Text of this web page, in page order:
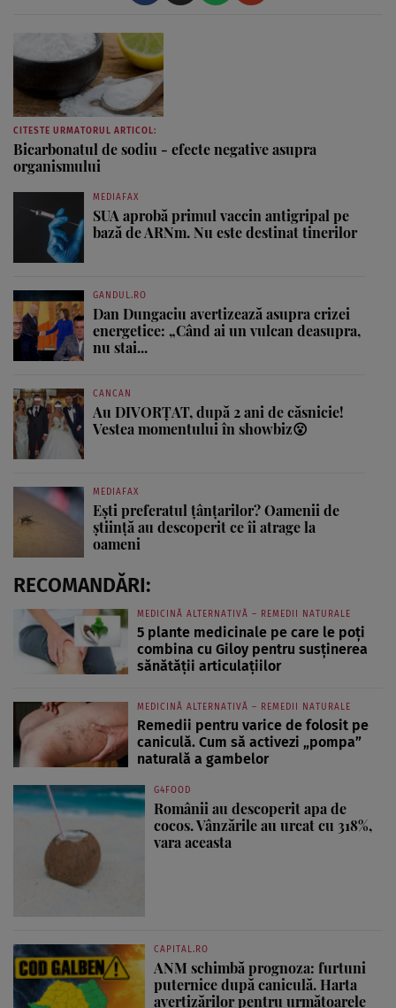
CITESTE URMATORUL ARTICOL:
Bicarbonatul de sodiu - efecte negative asupra
organismului
MEDIAFAX
SUA aprobă primul vaccin antigripal pe
bază de ARNm. Nu este destinat tinerilor
GANDUL.RO
Dan Dungaciu avertizează asupra crizei
energetice: „Când ai un vulcan deasupra,
nu stai...
CANCAN
Au DIVORȚAT, după 2 ani de căsnicie!
Vestea momentului în showbiz😮
MEDIAFAX
Ești preferatul țânțarilor? Oamenii de
știință au descoperit ce îi atrage la
oameni
RECOMANDĂRI:
MEDICINĂ ALTERNATIVĂ – REMEDII NATURALE
5 plante medicinale pe care le poți
combina cu Giloy pentru susținerea
sănătății articulațiilor
MEDICINĂ ALTERNATIVĂ – REMEDII NATURALE
Remedii pentru varice de folosit pe
caniculă. Cum să activezi „pompa”
naturală a gambelor
G4FOOD
Românii au descoperit apa de
cocos. Vânzările au urcat cu 318%,
vara aceasta
CAPITAL.RO
ANM schimbă prognoza: furtuni
puternice după caniculă. Harta
avertizărilor pentru următoarele